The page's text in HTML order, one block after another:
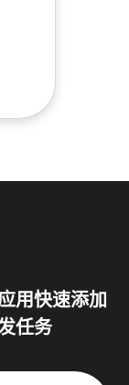
用快速添加
任务